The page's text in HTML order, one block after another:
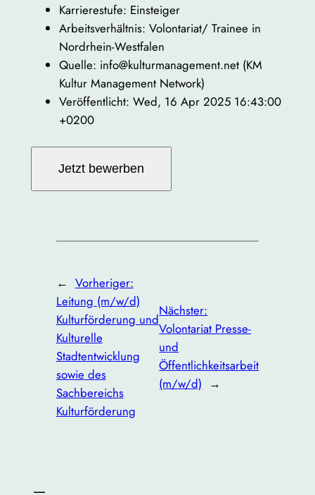
Karrierestufe: Einsteiger
Arbeitsverhältnis: Volontariat/ Trainee in
Nordrhein-Westfalen
Quelle: info@kulturmanagement.net (KM
Kultur Management Network)
Veröffentlicht: Wed, 16 Apr 2025 16:43:00
+0200
← Vorheriger:
Leitung (m/w/d)
Kulturförderung und
Kulturelle
Stadtentwicklung
sowie des
Sachbereichs
Kulturförderung
Nächster:
Volontariat Presse-
und
Öffentlichkeitsarbeit
(m/w/d) →